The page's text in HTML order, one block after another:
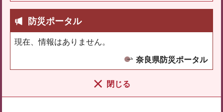
防災ポータル
現在、情報はありません。
奈良県防災ポータル
閉じる